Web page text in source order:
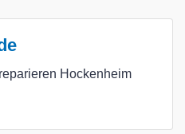
Hockenheim